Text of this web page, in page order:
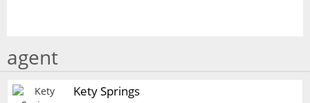
agent
Kety Springs